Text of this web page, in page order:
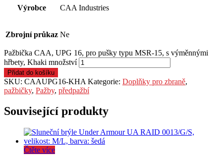
Výrobce CAA Industries
Zbrojní průkaz Ne
Pažbička CAA, UPG 16, pro pušky typu MSR-15, s výměnnými
hřbety, Khaki množství
Přidat do košíku
SKU: CAAUPG16-KHA Kategorie: Doplňky pro zbraně,
pažbičky, Pažby, předpažbí
Související produkty
Čtěte více